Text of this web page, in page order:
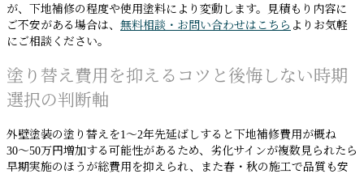
が、下地補修の程度や使用塗料により変動します。見積もり内容に
ご不安がある場合は、 無料相談・お問い合わせはこちら よりお気軽
にご相談ください。
塗り替え費用を抑えるコツと後悔しない時期
選択の判断軸
外壁塗装の塗り替えを1〜2年先延ばしすると下地補修費用が概ね
30〜50万円増加する可能性があるため、劣化サインが複数見られたら
早期実施のほうが総費用を抑えられ、また春・秋の施工で品質も安